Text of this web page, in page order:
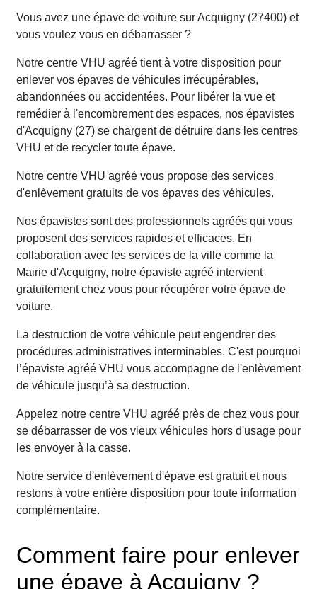
Vous avez une épave de voiture sur Acquigny (27400) et
vous voulez vous en débarrasser ?
Notre centre VHU agréé tient à votre disposition pour
enlever vos épaves de véhicules irrécupérables,
abandonnées ou accidentées. Pour libérer la vue et
remédier à l'encombrement des espaces, nos épavistes
d'Acquigny (27) se chargent de détruire dans les centres
VHU et de recycler toute épave.
Notre centre VHU agréé vous propose des services
d'enlèvement gratuits de vos épaves des véhicules.
Nos épavistes sont des professionnels agréés qui vous
proposent des services rapides et efficaces. En
collaboration avec les services de la ville comme la
Mairie d'Acquigny, notre épaviste agréé intervient
gratuitement chez vous pour récupérer votre épave de
voiture.
La destruction de votre véhicule peut engendrer des
procédures administratives interminables. C'est pourquoi
l’épaviste agréé VHU vous accompagne de l'enlèvement
de véhicule jusqu’à sa destruction.
Appelez notre centre VHU agréé près de chez vous pour
se débarrasser de vos vieux véhicules hors d'usage pour
les envoyer à la casse.
Notre service d'enlèvement d'épave est gratuit et nous
restons à votre entière disposition pour toute information
complémentaire.
Comment faire pour enlever
une épave à Acquigny ?